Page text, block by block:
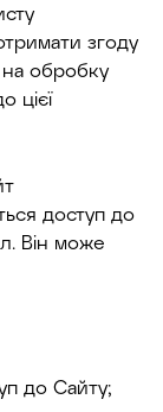
згоду
на обробку
цієї
доступ до
Він може
до Сайту;